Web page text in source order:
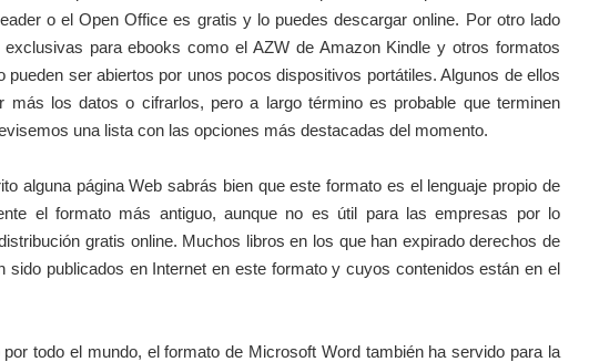
o el Open Office es gratis y lo puedes descargar online. Por otro lado
exclusivas para ebooks como el AZW de Amazon Kindle y otros formatos
pueden ser abiertos por unos pocos dispositivos portátiles. Algunos de ellos
más los datos o cifrarlos, pero a largo término es probable que terminen
una lista con las opciones más destacadas del momento.
alguna página Web sabrás bien que este formato es el lenguaje propio de
el formato más antiguo, aunque no es útil para las empresas por lo
gratis online. Muchos libros en los que han expirado derechos de
sido publicados en Internet en este formato y cuyos contenidos están en el
todo el mundo, el formato de Microsoft Word también ha servido para la